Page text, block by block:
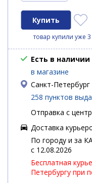
товар купили уже
Есть в наличии
в магазине
Санкт-Петербург
258 пунктов
Отправка с
Доставка
По городу и за
c 12.08.2026
Бесплатная
Петербургу при